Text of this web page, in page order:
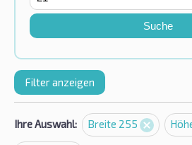
Suche
Filter anzeigen
Ihre Auswahl: Breite 255